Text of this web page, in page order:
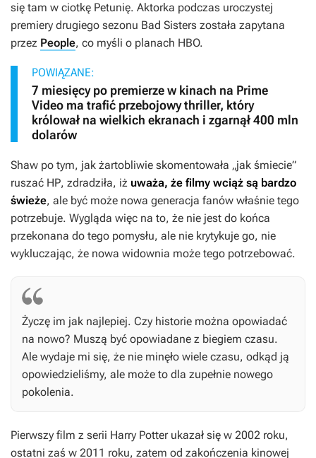
się tam w ciotkę Petunię. Aktorka podczas uroczystej
premiery drugiego sezonu Bad Sisters została zapytana
przez People, co myśli o planach HBO.
POWIĄZANE:
7 miesięcy po premierze w kinach na Prime
Video ma trafić przebojowy thriller, który
królował na wielkich ekranach i zgarnął 400 mln
dolarów
Shaw po tym, jak żartobliwie skomentowała „jak śmiecie”
ruszać HP, zdradziła, iż uważa, że filmy wciąż są bardzo
świeże, ale być może nowa generacja fanów właśnie tego
potrzebuje. Wygląda więc na to, że nie jest do końca
przekonana do tego pomysłu, ale nie krytykuje go, nie
wykluczając, że nowa widownia może tego potrzebować.
Życzę im jak najlepiej. Czy historie można opowiadać
na nowo? Muszą być opowiadane z biegiem czasu.
Ale wydaje mi się, że nie minęło wiele czasu, odkąd ją
opowiedzieliśmy, ale może to dla zupełnie nowego
pokolenia.
Pierwszy film z serii Harry Potterukazał się w 2002 roku,
ostatni zaś w 2011 roku, zatem od zakończenia kinowej